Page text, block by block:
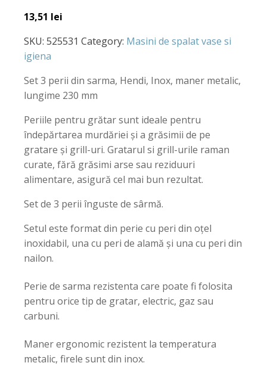
13,51 lei
SKU: 525531 Category: Masini de spalat vase si
igiena
Set 3 perii din sarma, Hendi, Inox, maner metalic,
lungime 230 mm
Periile pentru grătar sunt ideale pentru
îndepărtarea murdăriei și a grăsimii de pe
gratare și grill-uri. Gratarul si grill-urile raman
curate, fără grăsimi arse sau reziduuri
alimentare, asigură cel mai bun rezultat.
Set de 3 perii înguste de sârmă.
Setul este format din perie cu peri din oțel
inoxidabil, una cu peri de alamă și una cu peri din
nailon.
Perie de sarma rezistenta care poate fi folosita
pentru orice tip de gratar, electric, gaz sau
carbuni.
Maner ergonomic rezistent la temperatura
metalic, firele sunt din inox.